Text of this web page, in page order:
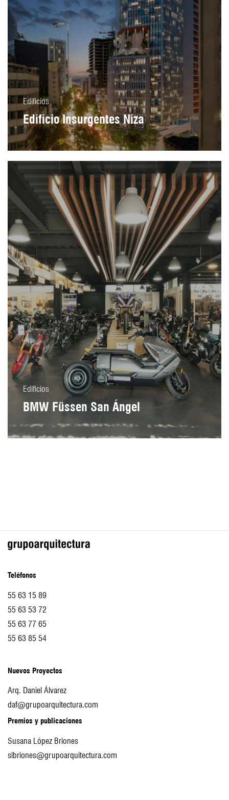
Edificios
Edificio Insurgentes Niza
Edificios
BMW Füssen San Ángel
Teléfonos
55 63 15 89
55 63 53 72
55 63 77 65
55 63 85 54
Nuevos Proyectos
Arq. Daniel Álvarez
daf@grupoarquitectura.com
Premios y publicaciones
Susana López Briones
slbriones@grupoarquitectura.com